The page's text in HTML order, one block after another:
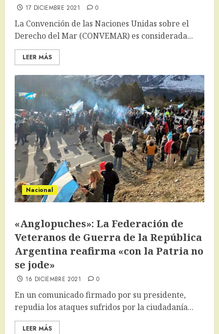
17 DICIEMBRE 2021 0
La Convención de las Naciones Unidas sobre el
Derecho del Mar (CONVEMAR) es considerada...
LEER MÁS
Nacional
«Anglopuches»: La Federación de
Veteranos de Guerra de la República
Argentina reafirma «con la Patria no
se jode»
16 DICIEMBRE 2021 0
En un comunicado firmado por su presidente,
repudia los ataques sufridos por la ciudadanía...
LEER MÁS